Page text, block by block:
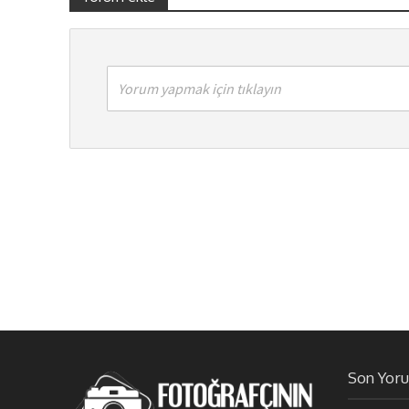
Yorum yapmak için tıklayın
Son